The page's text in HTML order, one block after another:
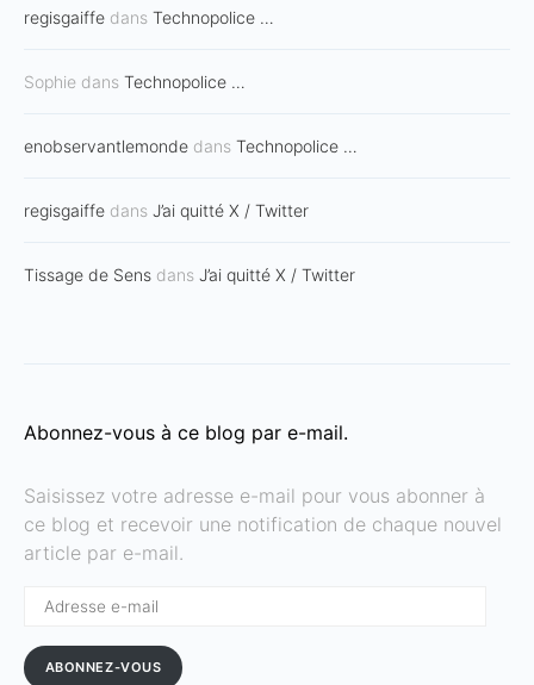
regisgaiffe dans Technopolice …
Sophie dans Technopolice …
enobservantlemonde dans Technopolice …
regisgaiffe dans J’ai quitté X / Twitter
Tissage de Sens dans J’ai quitté X / Twitter
Abonnez-vous à ce blog par e-mail.
Saisissez votre adresse e-mail pour vous abonner à
ce blog et recevoir une notification de chaque nouvel
article par e-mail.
ABONNEZ-VOUS